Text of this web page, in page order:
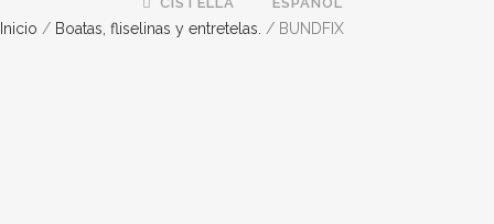
Inicio / Boatas, fliselinas y entretelas. / BUNDFIX